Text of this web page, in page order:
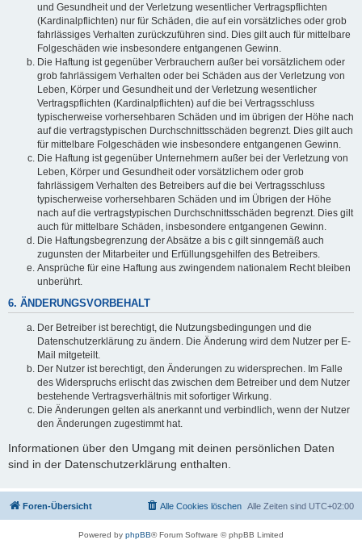
und Gesundheit und der Verletzung wesentlicher Vertragspflichten
(Kardinalpflichten) nur für Schäden, die auf ein vorsätzliches oder grob
fahrlässiges Verhalten zurückzuführen sind. Dies gilt auch für mittelbare
Folgeschäden wie insbesondere entgangenen Gewinn.
Die Haftung ist gegenüber Verbrauchern außer bei vorsätzlichem oder
grob fahrlässigem Verhalten oder bei Schäden aus der Verletzung von
Leben, Körper und Gesundheit und der Verletzung wesentlicher
Vertragspflichten (Kardinalpflichten) auf die bei Vertragsschluss
typischerweise vorhersehbaren Schäden und im übrigen der Höhe nach
auf die vertragstypischen Durchschnittsschäden begrenzt. Dies gilt auch
für mittelbare Folgeschäden wie insbesondere entgangenen Gewinn.
Die Haftung ist gegenüber Unternehmern außer bei der Verletzung von
Leben, Körper und Gesundheit oder vorsätzlichem oder grob
fahrlässigem Verhalten des Betreibers auf die bei Vertragsschluss
typischerweise vorhersehbaren Schäden und im Übrigen der Höhe
nach auf die vertragstypischen Durchschnittsschäden begrenzt. Dies gilt
auch für mittelbare Schäden, insbesondere entgangenen Gewinn.
Die Haftungsbegrenzung der Absätze a bis c gilt sinngemäß auch
zugunsten der Mitarbeiter und Erfüllungsgehilfen des Betreibers.
Ansprüche für eine Haftung aus zwingendem nationalem Recht bleiben
unberührt.
6. ÄNDERUNGSVORBEHALT
Der Betreiber ist berechtigt, die Nutzungsbedingungen und die
Datenschutzerklärung zu ändern. Die Änderung wird dem Nutzer per E-
Mail mitgeteilt.
Der Nutzer ist berechtigt, den Änderungen zu widersprechen. Im Falle
des Widerspruchs erlischt das zwischen dem Betreiber und dem Nutzer
bestehende Vertragsverhältnis mit sofortiger Wirkung.
Die Änderungen gelten als anerkannt und verbindlich, wenn der Nutzer
den Änderungen zugestimmt hat.
Informationen über den Umgang mit deinen persönlichen Daten
sind in der Datenschutzerklärung enthalten.
Foren-Übersicht Alle Zeiten sind UTC+02:00
Alle Cookies löschen
Powered by phpBB® Forum Software © phpBB Limited